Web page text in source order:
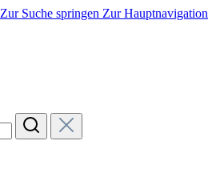
Zur Suche springen Zur Hauptnavigation